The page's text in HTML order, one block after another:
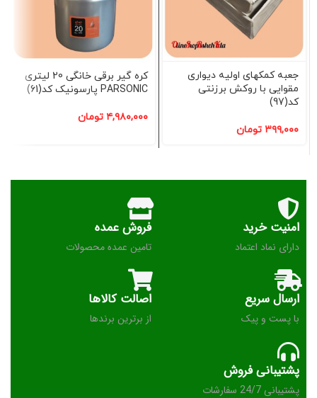
جعبه کمکهای اولیه دیواری
مقوایی با روکش برزنتی
کد(97)
۳۹۹,۰۰۰ تومان
کره گیر برقی خانگی 20 لیتری
PARSONIC پارسونیک کد(61)
۴,۹۸۰,۰۰۰ تومان
امنیت خرید
دارای نماد اعتماد
فروش عمده
تامین عمده محصولات
ارسال سریع
با پست و پیک
اصالت کالاها
از برترین برندها
پشتیبانی فروش
پشتیبانی 24/7 سفارشات